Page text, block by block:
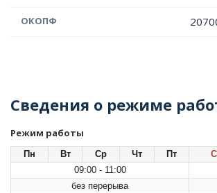
ОКОПФ
Сведения о режиме
Режим работы
Пн Вт Ср Чт Пт
09:00 - 11:00
без перерыва